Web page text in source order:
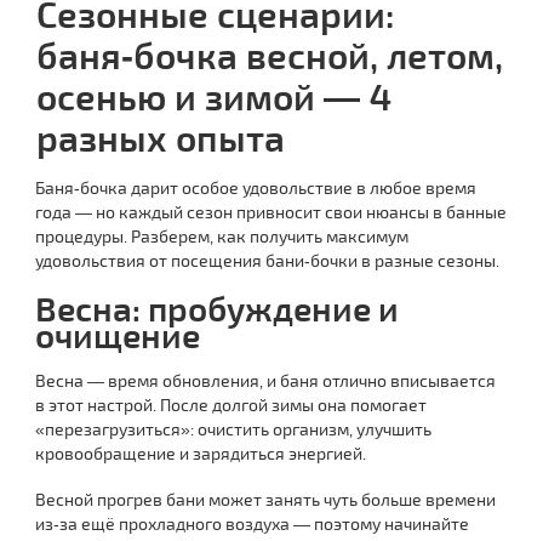
Сезонные сценарии:
баня‑бочка весной, летом,
осенью и зимой — 4
разных опыта
Баня‑бочка дарит особое удовольствие в любое время
года — но каждый сезон привносит свои нюансы в банные
процедуры. Разберем, как получить максимум
удовольствия от посещения бани‑бочки в разные сезоны.
Весна: пробуждение и
очищение
Весна — время обновления, и баня отлично вписывается
в этот настрой. После долгой зимы она помогает
«перезагрузиться»: очистить организм, улучшить
кровообращение и зарядиться энергией.
Весной прогрев бани может занять чуть больше времени
из‑за ещё прохладного воздуха — поэтому начинайте